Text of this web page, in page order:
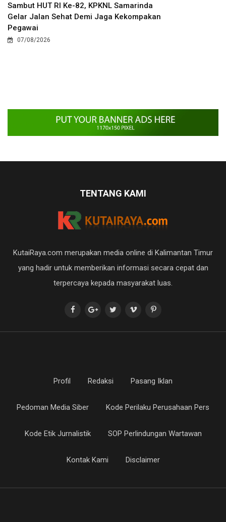
Sambut HUT RI Ke-82, KPKNL Samarinda
Gelar Jalan Sehat Demi Jaga Kekompakan
Pegawai
07/08/2026
TENTANG KAMI
KutaiRaya.com merupakan media online di Kalimantan Timur
yang hadir untuk memberikan informasi secara cepat dan
terpercaya kepada masyarakat luas.
Profil Redaksi Pasang Iklan
Pedoman Media Siber Kode Perilaku Perusahaan Pers
Kode Etik Jurnalistik SOP Perlindungan Wartawan
Kontak Kami Disclaimer